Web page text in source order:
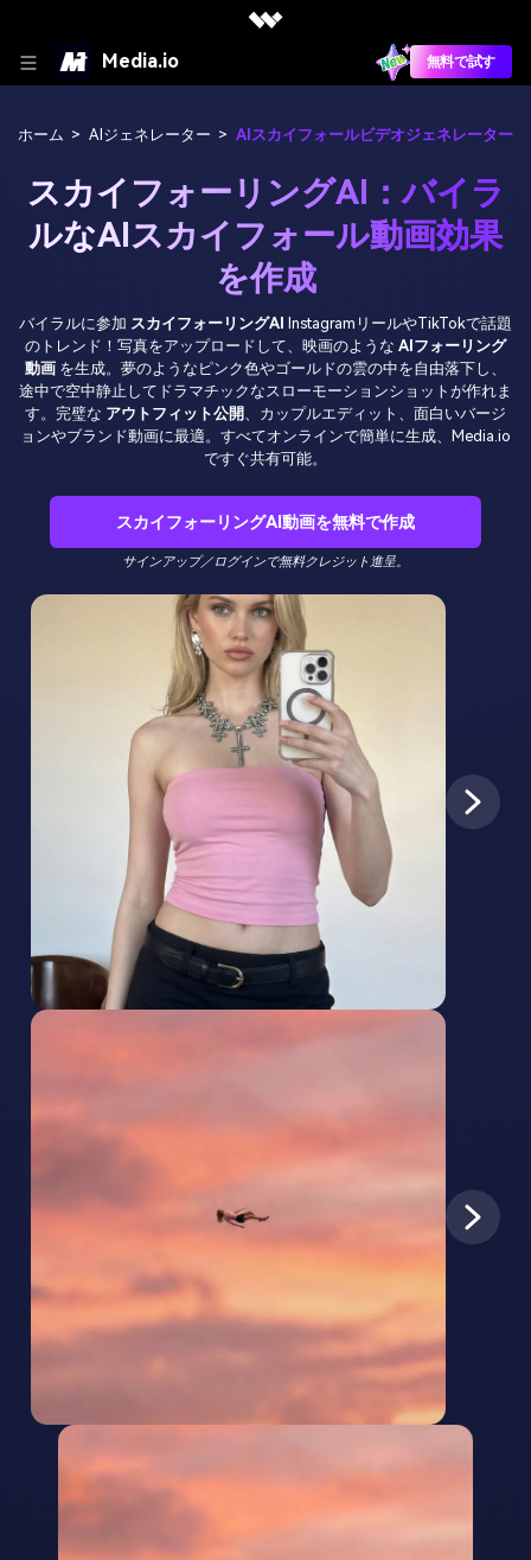
Media.io 無料で試す
ホーム > AIジェネレーター > AIスカイフォールビデオジェネレーター
スカイフォーリングAI：バイラ
ルなAIスカイフォール動画効果
を作成
バイラルに参加 スカイフォーリングAI
InstagramリールやTikTokで話題
のトレンド！写真をアップロードして、映画のような AIフォーリング
動画 を生成。夢のようなピンク色やゴールドの雲の中を自由落下し、
途中で空中静止してドラマチックなスローモーションショットが作れま
す。完璧な アウトフィット公開
、カップルエディット、面白いバージ
ョンやブランド動画に最適。すべてオンラインで簡単に生成、Media.io
ですぐ共有可能。
スカイフォーリングAI動画を無料で作成
サインアップ／ログインで無料クレジット進呈。